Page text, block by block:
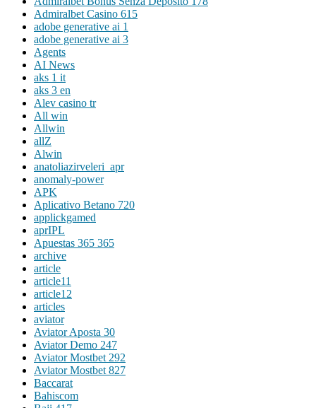
Admiralbet Casino 615
adobe generative ai 1
adobe generative ai 3
Agents
AI News
aks 1 it
aks 3 en
Alev casino tr
All win
Allwin
allZ
Alwin
anatoliazirveleri_apr
anomaly-power
APK
Aplicativo Betano 720
applickgamed
aprIPL
Apuestas 365 365
archive
article
article11
article12
articles
aviator
Aviator Aposta 30
Aviator Demo 247
Aviator Mostbet 292
Aviator Mostbet 827
Baccarat
Bahiscom